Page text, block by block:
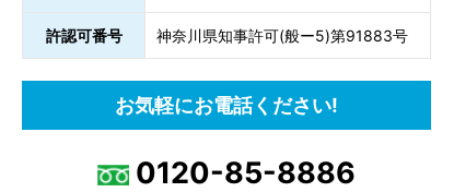
許認可番号 神奈川県知事許可(般ー5)第91883号
お気軽にお電話ください!
0120-85-8886